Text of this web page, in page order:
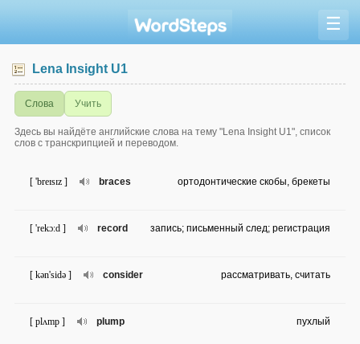
☰
Lena Insight U1
Слова Учить
Здесь вы найдёте английские слова на тему "Lena Insight U1", список
слов с транскрипцией и переводом.
braces
[ 'breɪsɪz ] ортодонтические скобы, брекеты
record
[ 'rekɔ:d ] запись; письменный след; регистрация
consider
[ kən'sidə ] рассматривать, считать
plump
[ plʌmp ] пухлый